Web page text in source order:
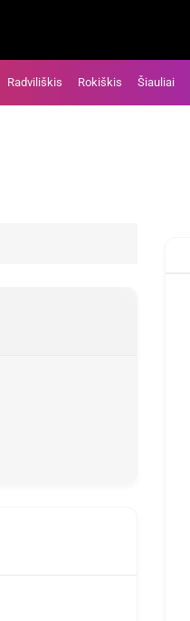
Radviliškis Rokiškis Šiauliai